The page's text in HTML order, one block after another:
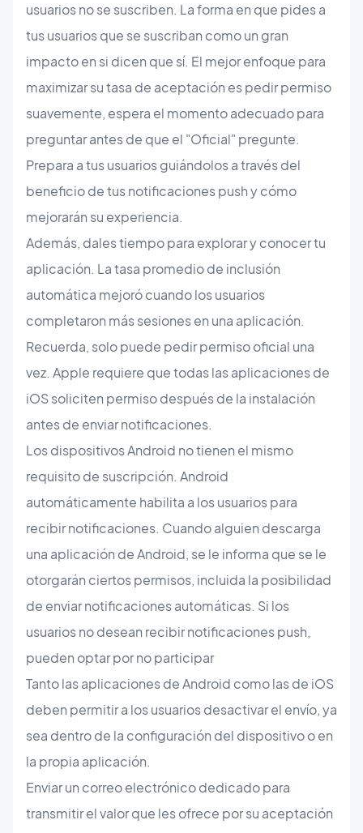
usuarios no se suscriben. La forma en que pides a
tus usuarios que se suscriban como un gran
impacto en si dicen que sí. El mejor enfoque para
maximizar su tasa de aceptación es pedir permiso
suavemente, espera el momento adecuado para
preguntar antes de que el "Oficial" pregunte.
Prepara a tus usuarios guiándolos a través del
beneficio de tus notificaciones push y cómo
mejorarán su experiencia.
Además, dales tiempo para explorar y conocer tu
aplicación. La tasa promedio de inclusión
automática mejoró cuando los usuarios
completaron más sesiones en una aplicación.
Recuerda, solo puede pedir permiso oficial una
vez. Apple requiere que todas las aplicaciones de
iOS soliciten permiso después de la instalación
antes de enviar notificaciones.
Los dispositivos Android no tienen el mismo
requisito de suscripción. Android
automáticamente habilita a los usuarios para
recibir notificaciones. Cuando alguien descarga
una aplicación de Android, se le informa que se le
otorgarán ciertos permisos, incluida la posibilidad
de enviar notificaciones automáticas. Si los
usuarios no desean recibir notificaciones push,
pueden optar por no participar
Tanto las aplicaciones de Android como las de iOS
deben permitir a los usuarios desactivar el envío, ya
sea dentro de la configuración del dispositivo o en
la propia aplicación.
Enviar un correo electrónico dedicado para
transmitir el valor que les ofrece por su aceptación